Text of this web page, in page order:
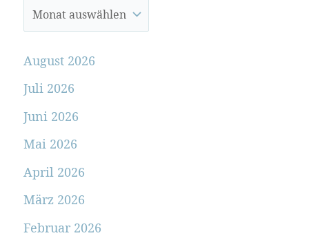
August 2026
Juli 2026
Juni 2026
Mai 2026
April 2026
März 2026
Februar 2026